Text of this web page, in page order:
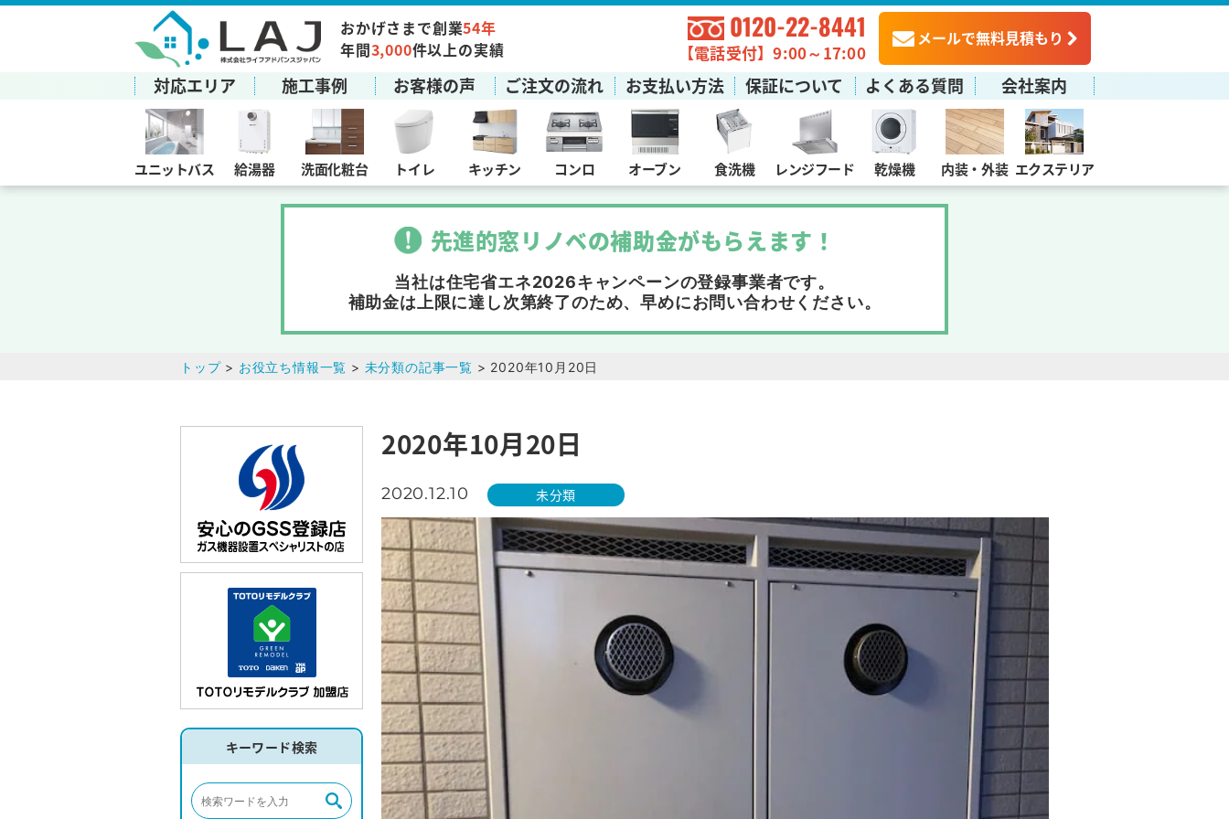
おかげさまで創業54年
年間3,000件以上の実績
0120-22-8441
【電話受付】9:00～17:00
メールで無料見積もり
対応エリア 施工事例 お客様の声 ご注文の流れ お支払い方法 保証について よくある質問 会社案内
ユニットバス 給湯器 洗面化粧台 トイレ キッチン コンロ オーブン 食洗機 レンジフード 乾燥機 内装・外装 エクステリア
先進的窓リノベの補助金がもらえます ！
当社は住宅省エネ2026キャンペーンの登録事業者です。
補助金は上限に達し次第終了のため、早めにお問い合わせください。
トップ> お役立ち情報一覧 > 未分類の記事一覧 > 2020年10月20日
キーワード検索
2020年10月20日
2020.12.10 未分類